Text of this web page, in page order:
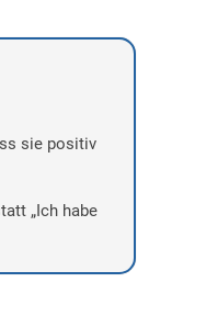
sie positiv
„Ich habe